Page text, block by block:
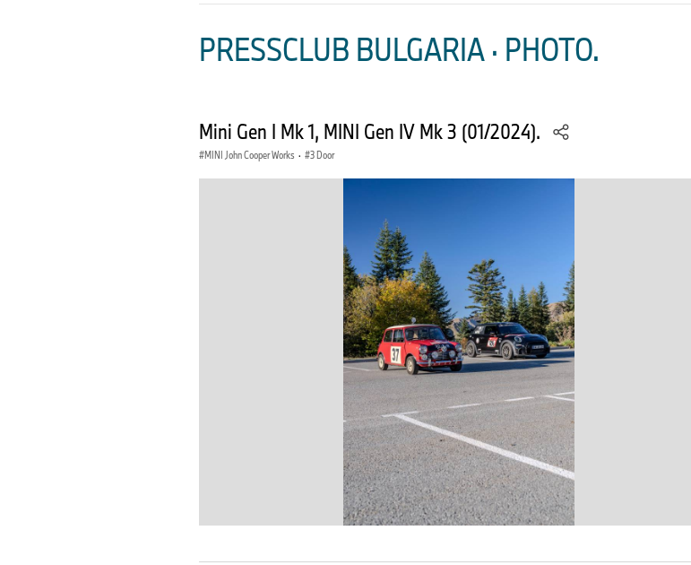
PRESSCLUB BULGARIA · PHOTO.
Mini Gen I Mk 1, MINI Gen IV Mk 3 (01/2024).
MINI John Cooper Works · 3 Door